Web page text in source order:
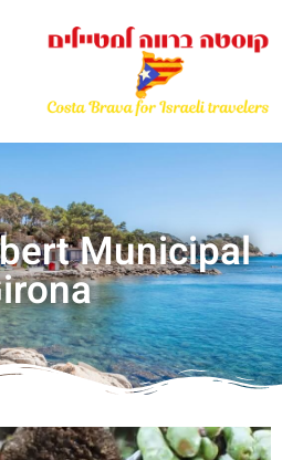
Municipal